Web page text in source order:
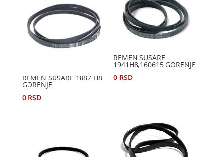
REMEN SUSARE 1887 H8
GORENJE
0 RSD
REMEN SUSARE
1941H8,160615 GORENJE
0 RSD